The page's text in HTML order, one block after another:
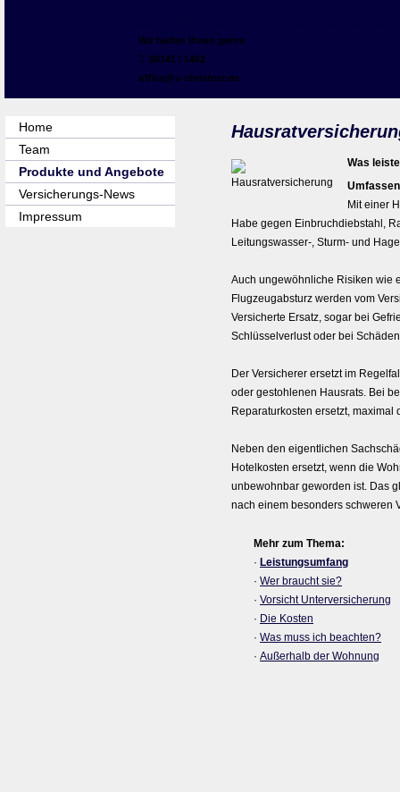
Wir helfen Ihnen gerne
08141 / 1462
office@s-christner.de
Home
Team
Produkte und Angebote
Versicherungs-News
Impressum
Was
Mit einer
Habe gegen Einbruchdiebstahl,
Leitungswasser-, Sturm- und
Auch ungewöhnliche Risiken wie
Flugzeugabsturz werden vom
Versicherte Ersatz, sogar bei
Schlüsselverlust oder bei
Der Versicherer ersetzt im
oder gestohlenen Hausrats. Bei
Reparaturkosten ersetzt,
Neben den eigentlichen
Hotelkosten ersetzt, wenn die
unbewohnbar geworden ist. Das
nach einem besonders schweren
Mehr zum Thema:
· Leistungsumfang
· Wer braucht sie?
· Vorsicht Unterversicherung
· Die Kosten
· Was muss ich beachten?
· Außerhalb der Wohnung